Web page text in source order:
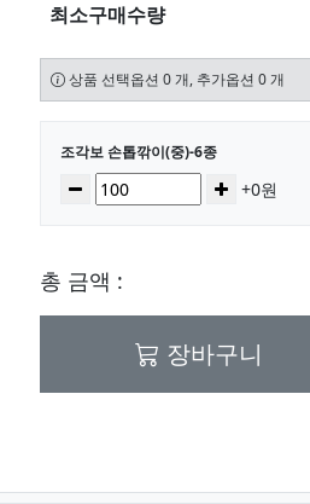
최소구매수량
상품 선택옵션 0 개, 추가옵션 0 개
선택된 옵션
조각보 손톱깎이(중)-6종
수량감소 증가+0원
총 금액 :
장바구니